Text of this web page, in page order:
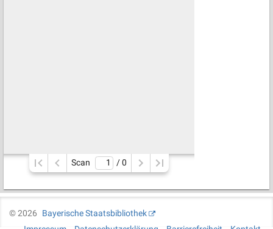
Scan / 0
©2026
Bayerische Staatsbibliothek